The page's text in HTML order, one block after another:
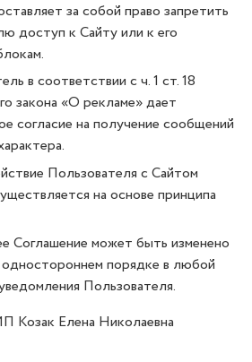
за собой право запретить
доступ к Сайту или к его
в соответствии с ч. 1 ст. 18
закона «О рекламе» дает
согласие на получение сообщений
Пользователя с Сайтом
на основе принципа
Соглашение может быть изменено
одностороннем порядке в любой
Пользователя.
Козак Елена Николаевна